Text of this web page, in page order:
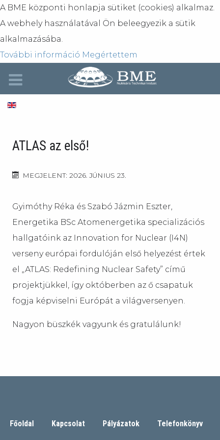
A BME központi honlapja sütiket (cookies) alkalmaz.
A webhely használatával Ön beleegyezik a sütik
alkalmazásába.
További információ Megértettem
ATLAS az első!
MEGJELENT: 2026. JÚNIUS 23.
Gyimóthy Réka és Szabó Jázmin Eszter,
Energetika BSc Atomenergetika specializációs
hallgatóink az Innovation for Nuclear (I4N)
verseny európai fordulóján első helyezést értek
el „ATLAS: Redefining Nuclear Safety” című
projektjükkel, így októberben az ő csapatuk
fogja képviselni Európát a világversenyen.
Nagyon büszkék vagyunk és gratulálunk!
Főoldal Kapcsolat Pályázatok Telefonkönyv